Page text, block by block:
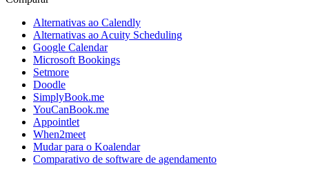
Alternativas ao Calendly
Alternativas ao Acuity Scheduling
Google Calendar
Microsoft Bookings
Setmore
Doodle
SimplyBook.me
YouCanBook.me
Appointlet
When2meet
Mudar para o Koalendar
Comparativo de software de agendamento